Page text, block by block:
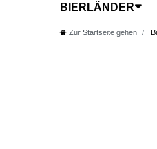
BIERLÄNDER
Zur Startseite gehen